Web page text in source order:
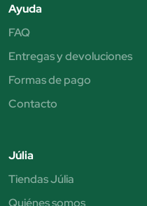
Ayuda
FAQ
Entregas y devoluciones
Formas de pago
Contacto
Júlia
Tiendas Júlia
Quiénes somos